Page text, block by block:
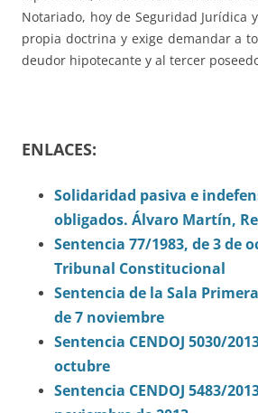
Notariado, hoy de Seguridad Jurídica
propia doctrina y exige demandar a
deudor hipotecante y al tercer
ENLACES:
Solidaridad pasiva e
obligados. Álvaro Martín,
Sentencia 77/1983, de 3 de
Tribunal Constitucional
Sentencia de la Sala
de 7 noviembre
Sentencia CENDOJ 5030/
octubre
Sentencia CENDOJ 5483/